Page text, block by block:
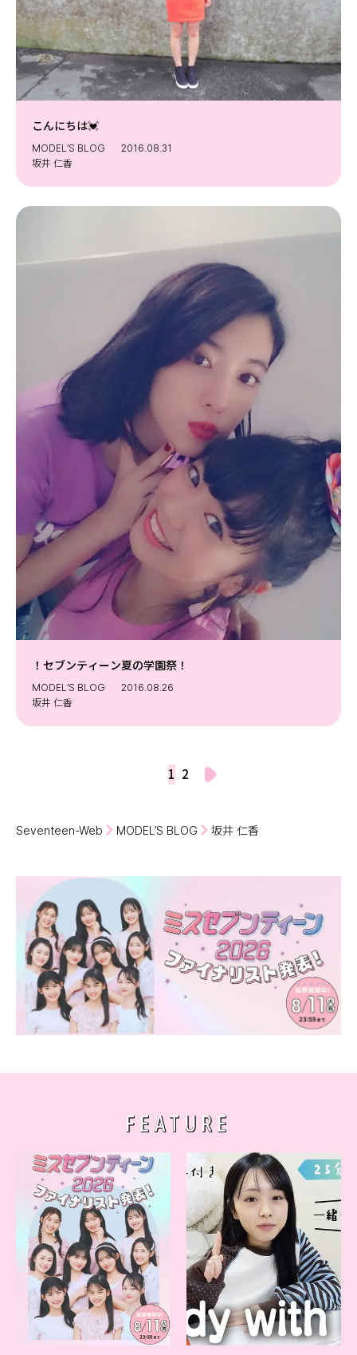
こんにちは💓
MODEL’S BLOG
2016.08.31
坂井 仁香
！セブンティーン夏の学園祭！
MODEL’S BLOG
2016.08.26
坂井 仁香
1 2
Seventeen-Web MODEL’S BLOG 坂井 仁香
FEATURE